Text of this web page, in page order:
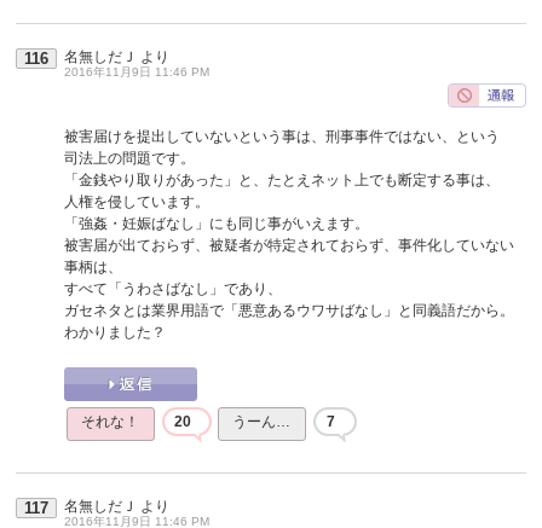
116 名無しだＪ より
2016年11月9日 11:46 PM
被害届けを提出していないという事は、刑事事件ではない、という
司法上の問題です。
「金銭やり取りがあった」と、たとえネット上でも断定する事は、
人権を侵しています。
「強姦・妊娠ばなし」にも同じ事がいえます。
被害届が出ておらず、被疑者が特定されておらず、事件化していない
事柄は、
すべて「うわさばなし」であり、
ガセネタとは業界用語で「悪意あるウワサばなし」と同義語だから。
わかりました？
それな！ 20 うーん… 7
117 名無しだＪ より
2016年11月9日 11:46 PM